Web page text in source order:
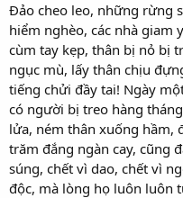
Đảo cheo leo, những rừng
hiểm nghèo, các nhà giam
cùm tay kẹp, thân bị nỏ bị
ngục mù, lấy thân chịu
tiếng chửi đầy tai! Ngày
có người bị treo hàng
lửa, ném thân xuống hầm,
trăm đắng ngàn cay, cũng
súng, chết vì dao, chết vì
độc, mà lòng họ luôn luôn